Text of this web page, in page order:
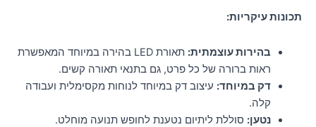
תכונות עיקריות:
בהירות עוצמתית:
תאורת LED בהירה במיוחד המאפשרת
ראות ברורה של כל פרט, גם בתנאי תאורה קשים.
דק במיוחד: עיצוב דק במיוחד לנוחות מקסימלית ועבודה
קלה.
נטען: סוללת ליתיום נטענת לחופש תנועה מוחלט.